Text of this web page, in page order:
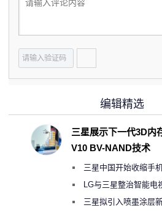
编辑精选
三星展示下一代3D内
V10 BV-NAND技术
三星中国开始收缩手
月销售额不达标门店 将
LG与三星整治智能电
偷偷共享带宽的违规行为
三星拟引入喷墨涂层